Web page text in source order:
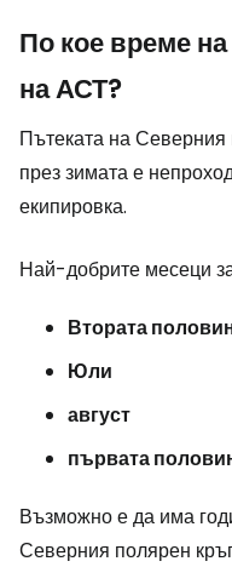
По кое време
на АСТ?
Пътеката на Северния
през зимата е
екипировка.
Най-добрите месеци
Втората
Юли
август
първата
Възможно е да има
Северния полярен